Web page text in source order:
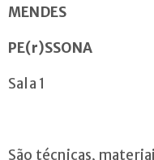
MENDES
PE(r)SSONA
Sala 1
São técnicas,